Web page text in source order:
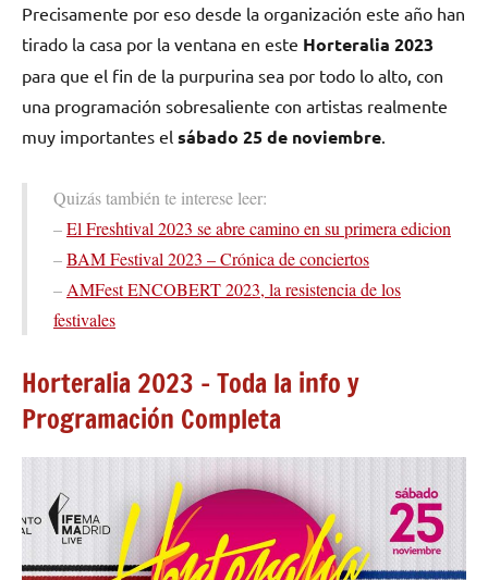
Precisamente por eso desde la organización este año han
tirado la casa por la ventana en este Horteralia 2023
para que el fin de la purpurina sea por todo lo alto, con
una programación sobresaliente con artistas realmente
muy importantes el sábado 25 de noviembre
Quizás también te interese leer:
–El Freshtival 2023 se abre camino en su primera edicion
–BAM Festival 2023 – Crónica de conciertos
– AMFest ENCOBERT 2023, la resistencia de los
festivales
Horteralia 2023 – Toda la info y
Programación Completa